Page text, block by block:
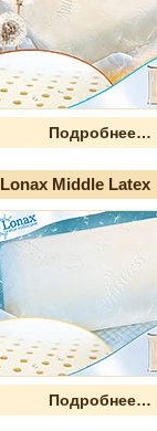
Подробнее…
Lonax Middle Latex
Подробнее…